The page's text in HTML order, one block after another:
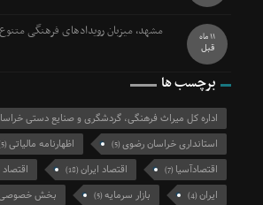
مشهد، میزبان رویدادهای فرهنگی 11 ماه
قبل
برچسب ها
اداره کل میراث فرهنگی، گردشگری و صنایع دستی
استانداری خراسان رضوی(5) اظهارنامه مالیاتی(5)
اقتصادآسیا (7) اقتصاد ایران(18)
ایران(4) بازار سرمایه(5) بخش